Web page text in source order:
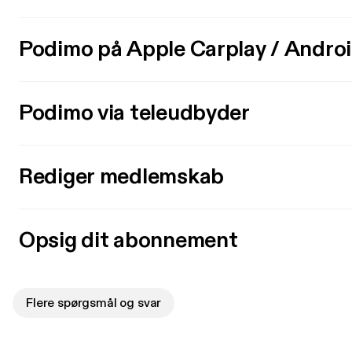
Podimo på Apple Carplay /
Podimo via teleudbyder
Rediger medlemskab
Opsig dit abonnement
Flere spørgsmål og svar